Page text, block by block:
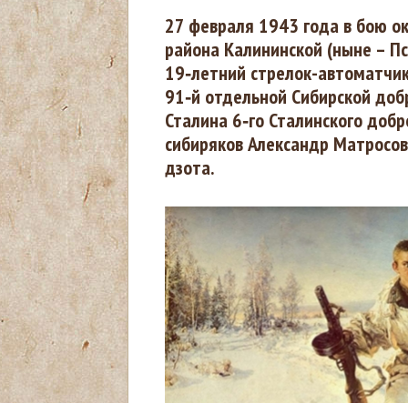
В
ы
з
д
с
ь
27 февраля 1943 года в бою
района Калининской (ныне –
19‑летний стрелок-
91‑й отдельной Сибирской
Сталина 6‑го Сталинского
сибиряков Александр
дзота.